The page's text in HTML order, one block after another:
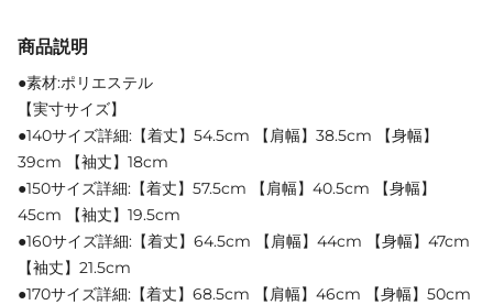
商品説明
●素材:ポリエステル
【実寸サイズ】
●140サイズ詳細:【着丈】54.5cm 【肩幅】38.5cm 【身幅】
39cm 【袖丈】18cm
●150サイズ詳細:【着丈】57.5cm 【肩幅】40.5cm 【身幅】
45cm 【袖丈】19.5cm
●160サイズ詳細:【着丈】64.5cm 【肩幅】44cm 【身幅】47cm
【袖丈】21.5cm
●170サイズ詳細:【着丈】68.5cm 【肩幅】46cm 【身幅】50cm